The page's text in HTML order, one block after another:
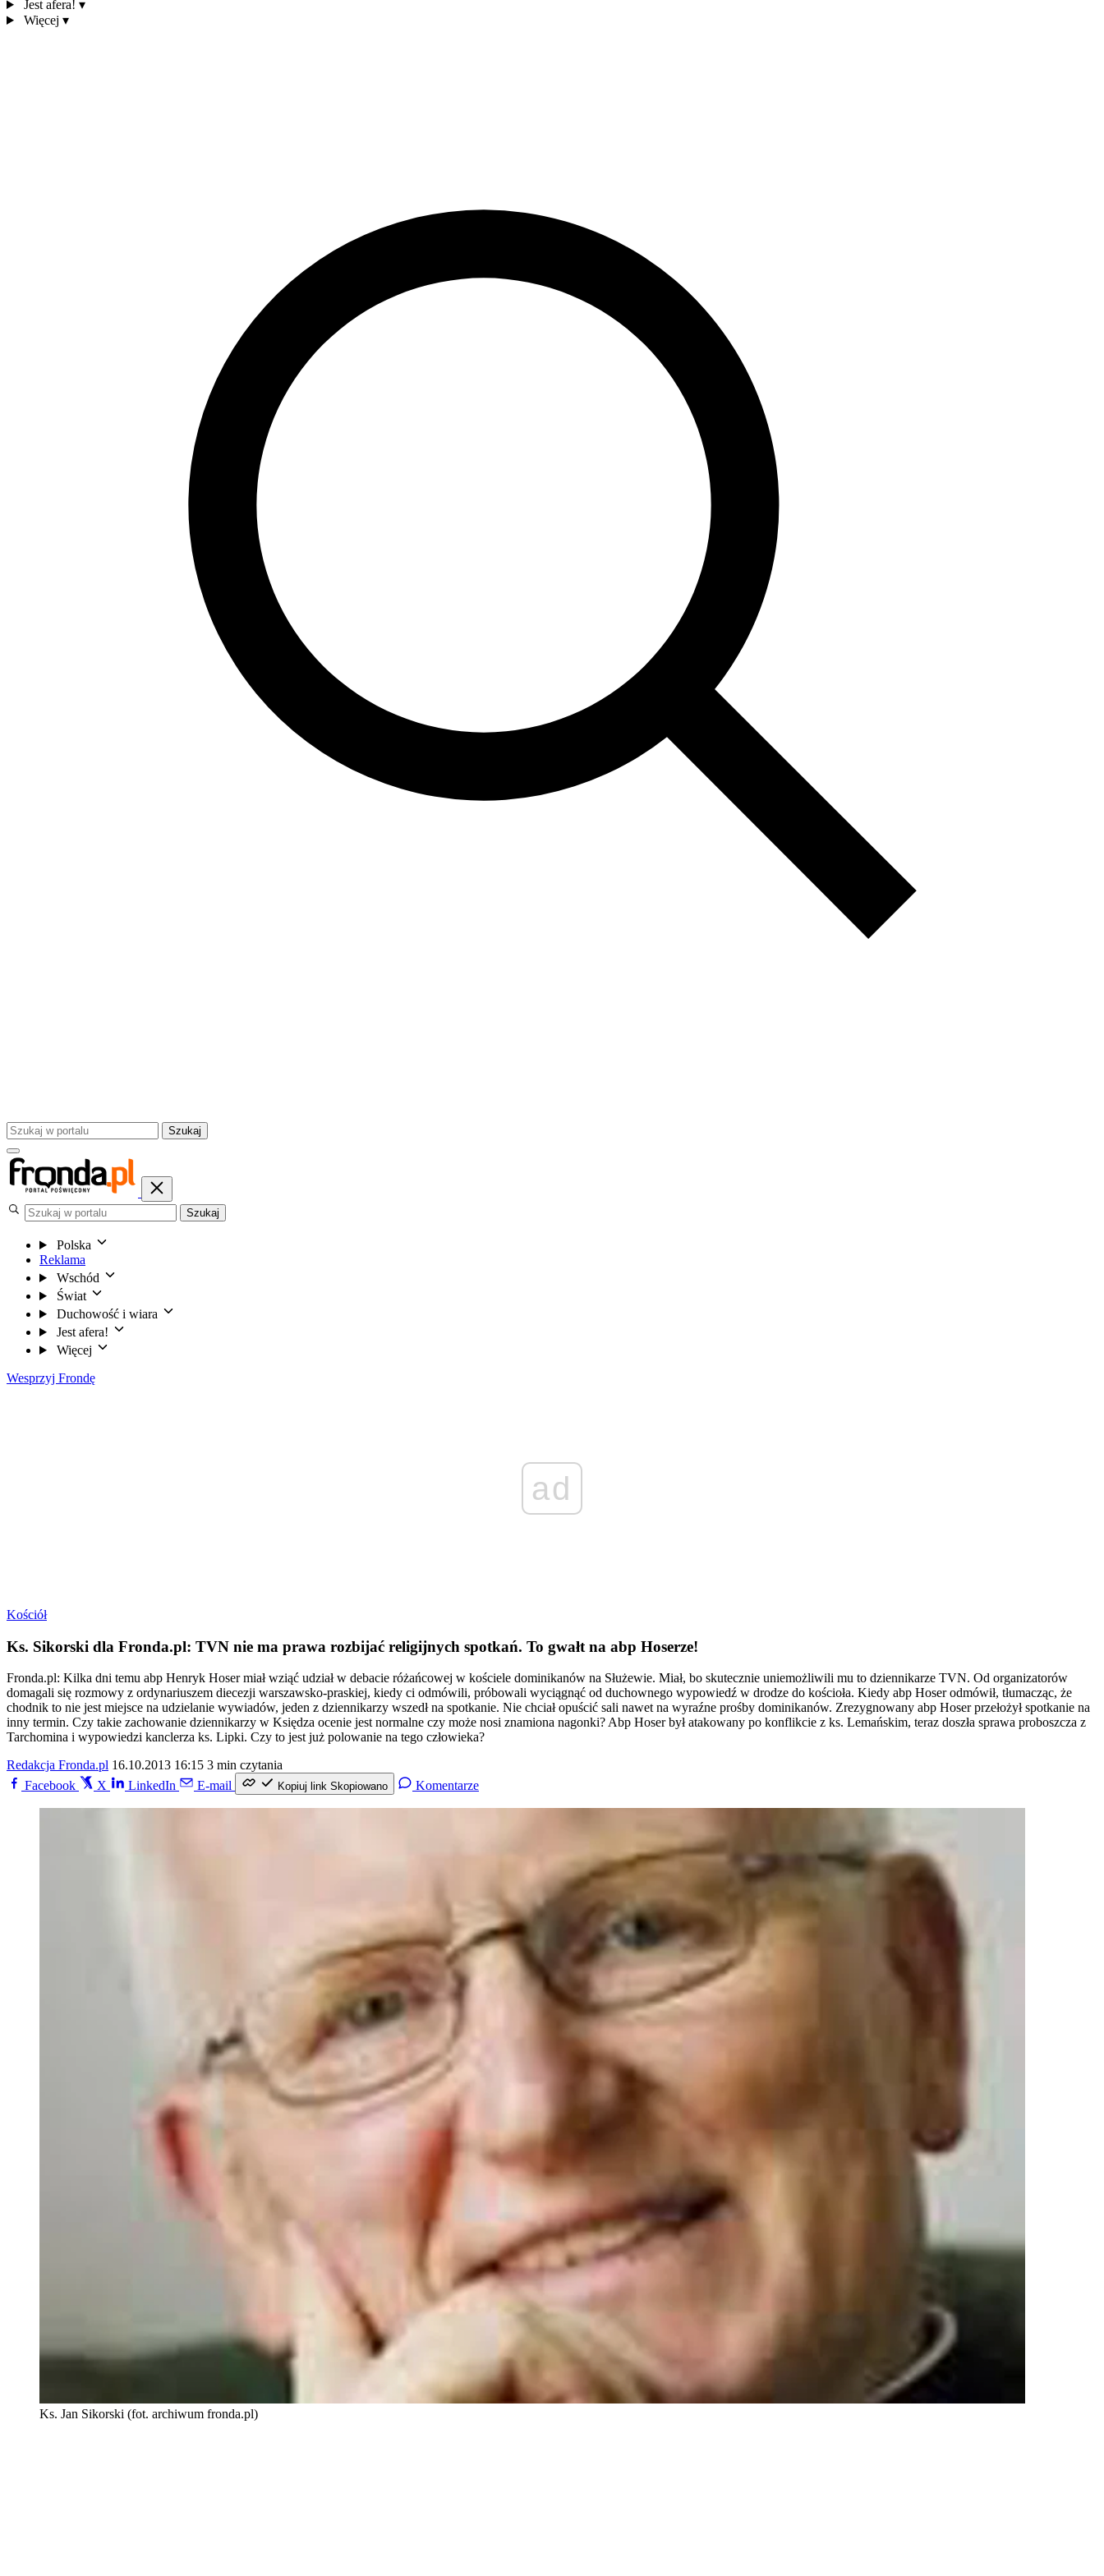
Jest afera! ▾
Więcej ▾
Szukaj
Szukaj
Polska
Reklama
Wschód
Świat
Duchowość i wiara
Jest afera!
Więcej
Wesprzyj Frondę
ad
Kościół
Ks. Sikorski dla Fronda.pl: TVN nie ma prawa rozbijać religijnych spotkań. To gwałt na abp Hoserze!
Fronda.pl: Kilka dni temu abp Henryk Hoser miał wziąć udział w debacie różańcowej w kościele dominikanów na Służewie. Miał, bo skutecznie uniemożliwili mu to dziennikarze TVN. Od organizatorów
domagali się rozmowy z ordynariuszem diecezji warszawsko-praskiej, kiedy ci odmówili, próbowali wyciągnąć od duchownego wypowiedź w drodze do kościoła. Kiedy abp Hoser odmówił, tłumacząc, że
chodnik to nie jest miejsce na udzielanie wywiadów, jeden z dziennikarzy wszedł na spotkanie. Nie chciał opuścić sali nawet na wyraźne prośby dominikanów. Zrezygnowany abp Hoser przełożył spotkanie na
inny termin. Czy takie zachowanie dziennikarzy w Księdza ocenie jest normalne czy może nosi znamiona nagonki? Abp Hoser był atakowany po konflikcie z ks. Lemańskim, teraz doszła sprawa proboszcza z
Tarchomina i wypowiedzi kanclerza ks. Lipki. Czy to jest już polowanie na tego człowieka?
Redakcja Fronda.pl 16.10.2013 16:15 3 min czytania
Facebook
X LinkedIn E-mail Kopiuj link Skopiowano Komentarze
Ks. Jan Sikorski (fot. archiwum fronda.pl)